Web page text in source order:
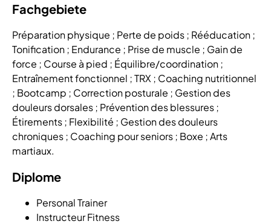
Fachgebiete
Préparation physique ; Perte de poids ; Rééducation ;
Tonification ; Endurance ; Prise de muscle ; Gain de
force ; Course à pied ; Équilibre/coordination ;
Entraînement fonctionnel ; TRX ; Coaching nutritionnel
; Bootcamp ; Correction posturale ; Gestion des
douleurs dorsales ; Prévention des blessures ;
Étirements ; Flexibilité ; Gestion des douleurs
chroniques ; Coaching pour seniors ; Boxe ; Arts
martiaux.
Diplome
Personal Trainer
Instructeur Fitness